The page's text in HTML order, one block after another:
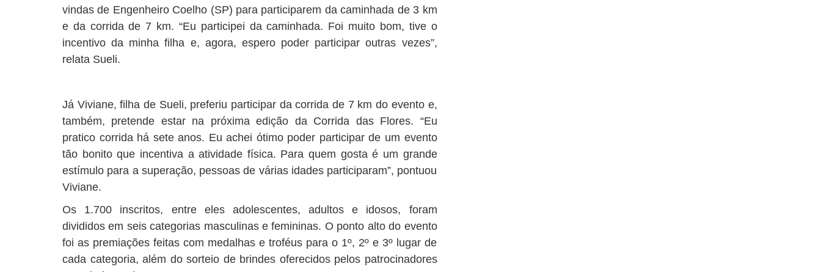
vindas de Engenheiro Coelho (SP) para participarem da caminhada de 3 km
e da corrida de 7 km. “Eu participei da caminhada. Foi muito bom, tive o
incentivo da minha filha e, agora, espero poder participar outras vezes”,
relata Sueli.
Já Viviane, filha de Sueli, preferiu participar da corrida de 7 km do evento e,
também, pretende estar na próxima edição da Corrida das Flores. “Eu
pratico corrida há sete anos. Eu achei ótimo poder participar de um evento
tão bonito que incentiva a atividade física. Para quem gosta é um grande
estímulo para a superação, pessoas de várias idades participaram”, pontuou
Viviane.
Os 1.700 inscritos, entre eles adolescentes, adultos e idosos, foram
divididos em seis categorias masculinas e femininas. O ponto alto do evento
foi as premiações feitas com medalhas e troféus para o 1º, 2º e 3º lugar de
cada categoria, além do sorteio de brindes oferecidos pelos patrocinadores